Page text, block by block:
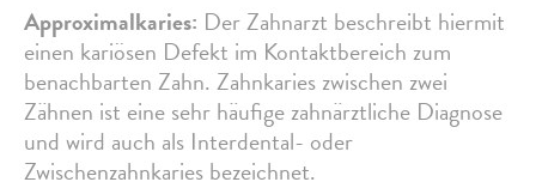
Approximalkaries: Der Zahnarzt beschreibt hiermit
einen kariösen Defekt im Kontaktbereich zum
benachbarten Zahn. Zahnkaries zwischen zwei
Zähnen ist eine sehr häufige zahnärztliche Diagnose
und wird auch als Interdental- oder
Zwischenzahnkaries bezeichnet.